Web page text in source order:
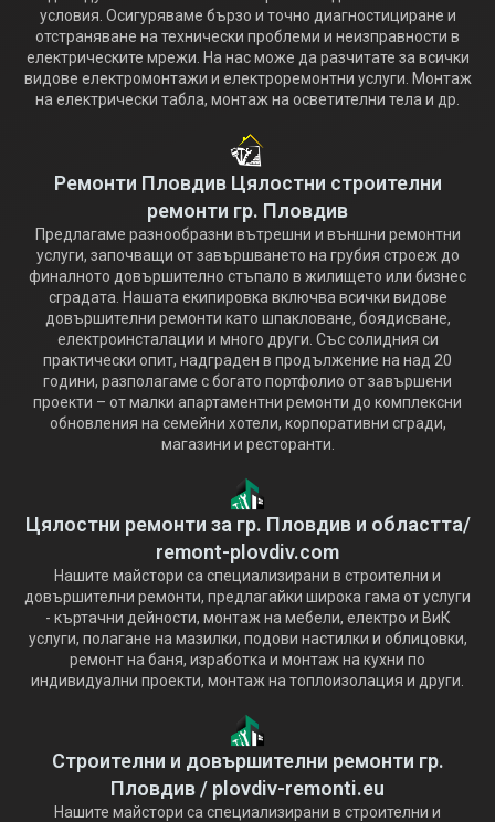
условия. Осигуряваме бързо и точно диагностициране и
отстраняване на технически проблеми и неизправности в
електрическите мрежи. На нас може да разчитате за всички
видове електромонтажи и електроремонтни услуги. Монтаж
на електрически табла, монтаж на осветителни тела и др.
Ремонти Пловдив Цялостни строителни
ремонти гр. Пловдив
Предлагаме разнообразни вътрешни и външни ремонтни
услуги, започващи от завършването на грубия строеж до
финалното довършително стъпало в жилището или бизнес
сградата. Нашата екипировка включва всички видове
довършителни ремонти като шпакловане, боядисване,
електроинсталации и много други. Със солидния си
практически опит, надграден в продължение на над 20
години, разполагаме с богато портфолио от завършени
проекти – от малки апартаментни ремонти до комплексни
обновления на семейни хотели, корпоративни сгради,
магазини и ресторанти.
Цялостни ремонти за гр. Пловдив и областта/
remont-plovdiv.com
Нашите майстори са специализирани в строителни и
довършителни ремонти, предлагайки широка гама от услуги
- къртачни дейности, монтаж на мебели, електро и ВиК
услуги, полагане на мазилки, подови настилки и облицовки,
ремонт на баня, изработка и монтаж на кухни по
индивидуални проекти, монтаж на топлоизолация и други.
Строителни и довършителни ремонти гр.
Пловдив / plovdiv-remonti.eu
Нашите майстори са специализирани в строителни и